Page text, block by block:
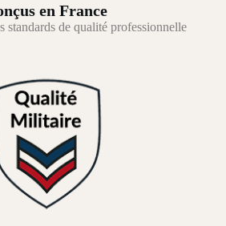
en France
standards de qualité professionnelle